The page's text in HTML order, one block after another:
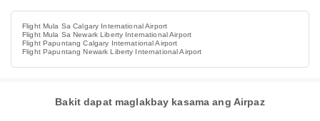
Flight Mula Sa Calgary International Airport
Flight Mula Sa Newark Liberty International Airport
Flight Papuntang Calgary International Airport
Flight Papuntang Newark Liberty International Airport
Bakit dapat maglakbay kasama ang Airpaz